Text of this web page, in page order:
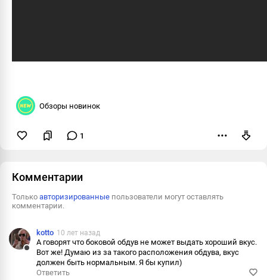
Обзоры новинок
1
Комментарии
Только авторизированные пользователи могут оставлять
комментарии.
kotto 10 лет назад
А говорят что боковой обдув не может выдать хороший вкус.
Вот же! Думаю из за такого расположения обдува, вкус
должен быть нормальным. Я бы купил)
Ответить
Ответить